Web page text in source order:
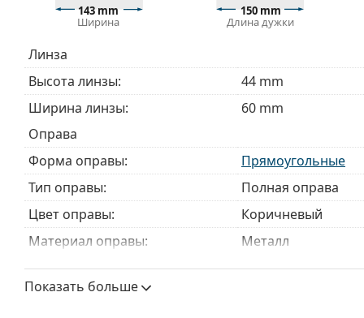
Это медицинское изделие. Перед использованием
143 mm
Ширина
150 mm
Длина дужки
Линза
Высота линзы:
44 mm
Ширина линзы:
60 mm
Оправа
Форма оправы:
Прямоугольные
Тип оправы:
Полная оправа
Цвет оправы:
Коричневый
Материал оправы:
Металл
Размер:
L
Ширина:
Показать больше